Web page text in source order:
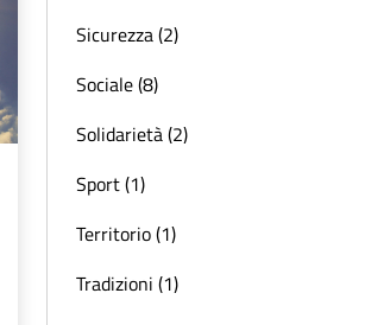
Sicurezza (2)
Sociale (8)
Solidarietà (2)
Sport (1)
Territorio (1)
Tradizioni (1)